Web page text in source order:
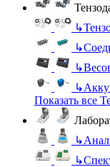
↳
↳
↳
↳
Показать все
↳
↳